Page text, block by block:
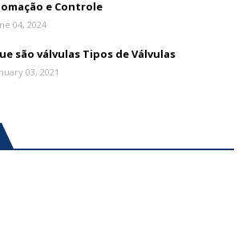
e Controle
04, 2024
são válvulas Tipos de Válvulas
03, 2021